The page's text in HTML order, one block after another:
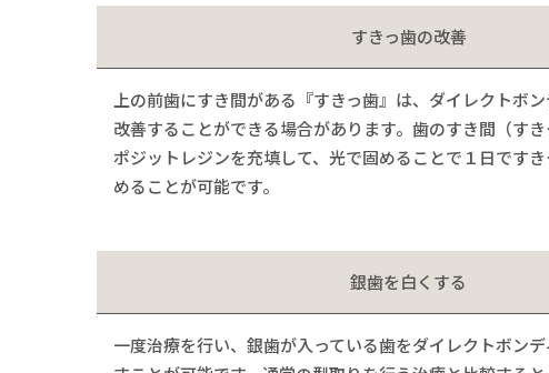
すきっ歯の改善
上の前歯にすき間がある『すきっ歯』は、ダイレクトボ
改善することができる場合があります。歯のすき間（す
ポジットレジンを充填して、光で固めることで１日です
めることが可能です。
銀歯を白くする
一度治療を行い、銀歯が入っている歯をダイレクトボン